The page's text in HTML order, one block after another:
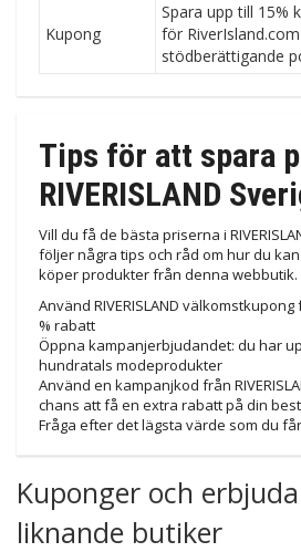
Kupong
Spara upp till 15%
för RiverIsland.com
stödberättigande
Tips för att spara
RIVERISLAND
Vill du få de bästa priserna i
följer några tips och råd om hur du
köper produkter från denna webbutik.
Använd RIVERISLAND
% rabatt
Öppna kampanjerbjudandet: du har
hundratals modeprodukter
Använd en kampanjkod från
chans att få en extra rabatt på din
Fråga efter det lägsta värde som du
Kuponger och
liknande butiker